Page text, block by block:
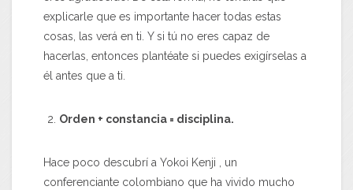
explicarle que es importante hacer todas estas
cosas, las verá en ti. Y si tú no eres capaz de
hacerlas, entonces plantéate si puedes exigírselas a
él antes que a ti.
Orden + constancia = disciplina.
Hace poco descubrí a Yokoi Kenji , un
conferenciante colombiano que ha vivido mucho